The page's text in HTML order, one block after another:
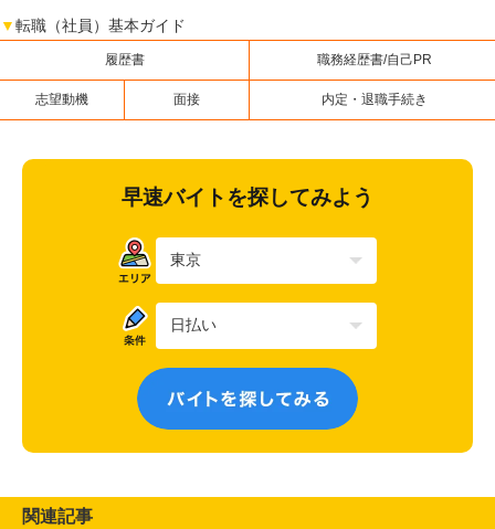
▼転職（社員）基本ガイド
履歴書 職務経歴書/自己PR
志望動機 面接 内定・退職手続き
早速バイトを探してみよう
関連記事